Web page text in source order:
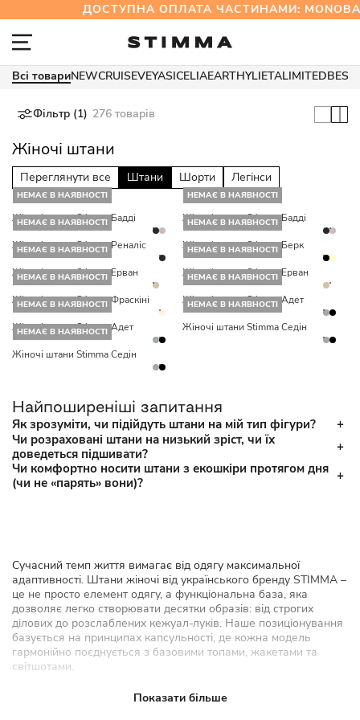
ДОСТУПНА ОПЛАТА ЧАСТИНАМИ:
Всі товариNEWCRUISEVEYASICELIAEARTHYLIETALIMITED
Фільтр (1) 276 товарів
Жіночі штани
Переглянути все Штани Шорти Легінси
НЕМАЄ В НАЯВНОСТІ
Жіночі штани Stimma Бадді
НЕМАЄ В НАЯВНОСТІ
Жіночі штани Stimma Бадді
НЕМАЄ В НАЯВНОСТІ
Жіночі штани Stimma Реналіс
НЕМАЄ В НАЯВНОСТІ
Жіночі штани Stimma Берк
НЕМАЄ В НАЯВНОСТІ
Жіночі штани Stimma Ерван
НЕМАЄ В НАЯВНОСТІ
Жіночі штани Stimma Ерван
НЕМАЄ В НАЯВНОСТІ
Жіночі штани Stimma Фраскіні
НЕМАЄ В НАЯВНОСТІ
Жіночі штани Stimma Адет
НЕМАЄ В НАЯВНОСТІ
Жіночі штани Stimma Адет
НЕМАЄ В НАЯВНОСТІ
Жіночі штани Stimma Седін
НЕМАЄ В НАЯВНОСТІ
Жіночі штани Stimma Седін
Найпоширеніші запитання
Як зрозуміти, чи підійдуть штани на мій тип фігури?
Чи розраховані штани на низький зріст, чи їх
доведеться підшивати?
Чи комфортно носити штани з екошкіри протягом дня
(чи не «парять» вони)?
Сучасний темп життя вимагає від одягу максимальної
адаптивності. Штани жіночі від українського бренду STIMMA –
це не просто елемент одягу, а функціональна база, яка
дозволяє легко створювати десятки образів: від строгих
ділових до розслаблених кежуал-луків. Наше позиціонування
базується на принципах капсульності, де кожна модель
гармонійно поєднується з базовими топами, жакетами та
світшотами.
Ми адаптуємо подіумні тренди до реалій міста і ритму життя
Показати більше